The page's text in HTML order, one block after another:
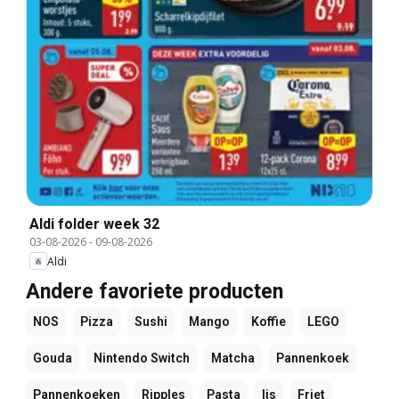
Aldi folder week 32
03-08-2026- 09-08-2026
Aldi
Andere favoriete producten
NOS Pizza Sushi Mango Koffie LEGO
Gouda Nintendo Switch Matcha Pannenkoek
Pannenkoeken Ripples Pasta Ijs Friet